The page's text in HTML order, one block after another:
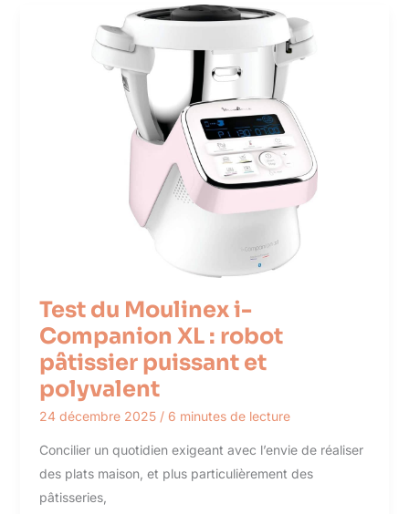
Test du Moulinex i-
Companion XL : robot
pâtissier puissant et
polyvalent
24 décembre 2025 / 6 minutes de lecture
Concilier un quotidien exigeant avec l’envie de réaliser
des plats maison, et plus particulièrement des
pâtisseries,